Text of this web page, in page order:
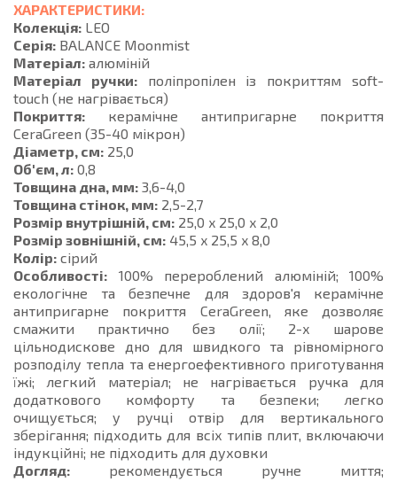
ХАРАКТЕРИСТИКИ:
Колекція: LEO
Серія: BALANCE Moonmist
Матеріал: алюміній
Матеріал ручки:поліпропілен із покриттям soft-
touch (не нагрівається)
Покриття: керамічне антипригарне покриття
CeraGreen (35-40 мікрон)
Діаметр, см: 25,0
Об'єм, л: 0,8
Товщина дна, мм: 3,6-4,0
Товщина стінок, мм: 2,5-2,7
Розмір внутрішній, см: 25,0 x 25,0 x 2,0
Розмір зовнішній, см: 45,5 x 25,5 x 8,0
Колір: сірий
Особливості: 100% перероблений алюміній; 100%
екологічне та безпечне для здоров'я керамічне
антипригарне покриття CeraGreen, яке дозволяє
смажити практично без олії; 2-х шарове
цільнодискове дно для швидкого та рівномірного
розподілу тепла та енергоефективного приготування
їжі; легкий матеріал; не нагрівається ручка для
додаткового комфорту та безпеки; легко
очищується; у ручці отвір для вертикального
зберігання; підходить для всіх типів плит, включаючи
індукційні; не підходить для духовки
Догляд: рекомендується ручне миття;